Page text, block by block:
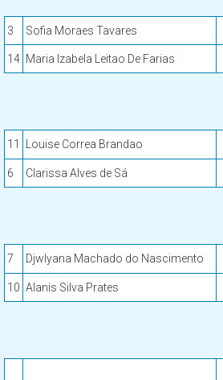
3 Sofia Moraes Tavares
14 Maria Izabela Leitao De Farias
11 Louise Correa Brandao
6 Clarissa Alves de Sá
7 Djwlyana Machado do Nascimento
10 Alanis Silva Prates